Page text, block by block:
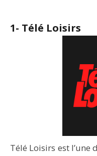
1- Télé Loisirs
Télé Loisirs est